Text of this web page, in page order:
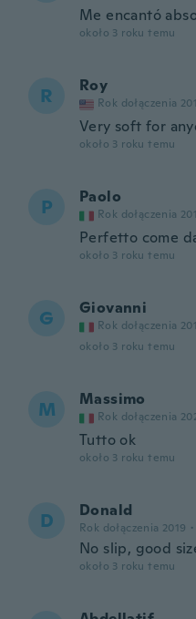
Me encantó
około 3 roku temu
R Roy
Rok dołączenia
Very soft for
około 3 roku temu
P Paolo
Rok dołączenia
Perfetto come
około 3 roku temu
G Giovanni
Rok dołączenia
około 3 roku temu
M Massimo
Rok dołączenia
Tutto ok
około 3 roku temu
D Donald
Rok dołączenia 2019 ·
No slip, good
około 3 roku temu